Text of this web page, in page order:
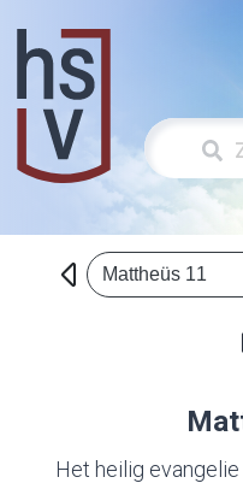
Mattheüs 11
Het heilig